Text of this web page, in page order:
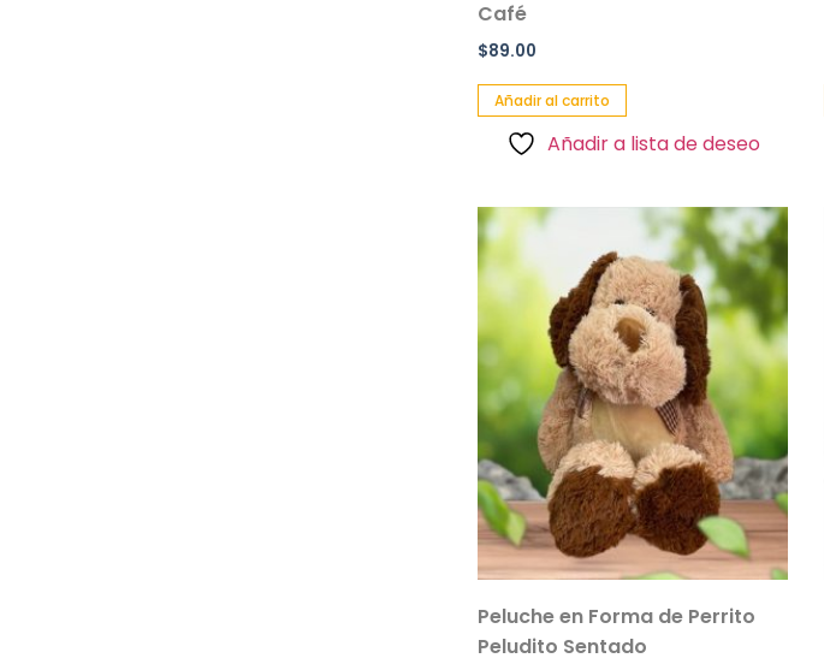
Café
$89.00
Añadir al carrito
Añadir a lista de deseo
Peluche en Forma de Perrito
Peludito Sentado